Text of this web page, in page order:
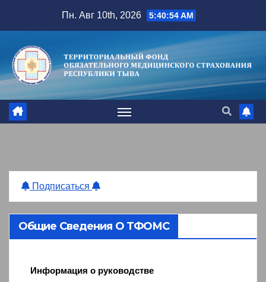
содержимому
Пн. Авг 10th, 2026 5:40:54 AM
Подписаться
Общие Сведения О ТФОМС
Информация о руководстве